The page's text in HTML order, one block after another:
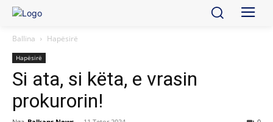
Ballina Hapësirë
Hapësirë
Si ata, si këta, e vrasin
prokurorin!